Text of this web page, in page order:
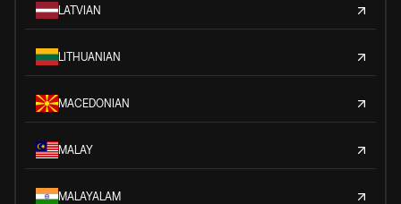
LATVIAN
LITHUANIAN
MACEDONIAN
MALAY
MALAYALAM